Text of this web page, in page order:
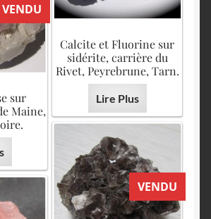
Calcite et Fluorine sur
sidérite, carrière du
Rivet, Peyrebrune, Tarn.
Lire Plus
VENDU
sur
Maine,
VENDU